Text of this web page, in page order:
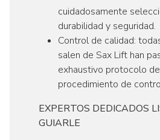
cuidadosamente
durabilidad y seguridad.
Control de calidad:
salen de Sax Lift han
exhaustivo protocolo
procedimiento de
EXPERTOS DEDICADOS
GUIARLE